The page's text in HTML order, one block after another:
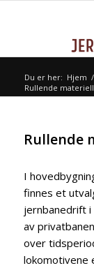
Du er her: Hjem /
Rullende
Rullende
I
finnes et
jernbanedrift i
av
over
lokomotivene